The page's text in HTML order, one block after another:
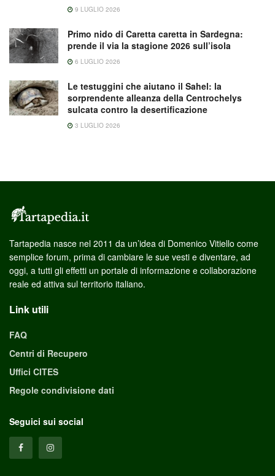
9 LUGLIO 2026
Primo nido di Caretta caretta in Sardegna:
prende il via la stagione 2026 sull’isola
6 LUGLIO 2026
Le testuggini che aiutano il Sahel: la
sorprendente alleanza della Centrochelys
sulcata contro la desertificazione
3 LUGLIO 2026
Tartapedia nasce nel 2011 da un’idea di Domenico Vitiello come
semplice forum, prima di cambiare le sue vesti e diventare, ad
oggi, a tutti gli effetti un portale di informazione e collaborazione
reale ed attiva sul territorio italiano.
Link utili
FAQ
Centri di Recupero
Uffici CITES
Regole condivisione dati
Seguici sui social